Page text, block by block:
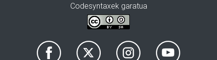
Codesyntaxek garatua